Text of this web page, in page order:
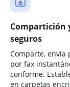
Compartición
seguros
Comparte, envía
por fax
conforme.
en carpetas